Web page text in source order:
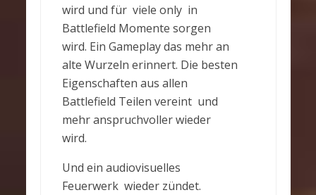
wird und für viele only in
Battlefield Momente sorgen
wird. Ein Gameplay das mehr an
alte Wurzeln erinnert. Die besten
Eigenschaften aus allen
Battlefield Teilen vereint und
mehr anspruchvoller wieder
wird.
Und ein audiovisuelles
Feuerwerk wieder zündet.